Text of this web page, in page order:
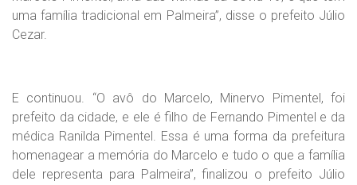
uma família tradicional em Palmeira”, disse o prefeito Júlio
Cezar.
E continuou. “O avô do Marcelo, Minervo Pimentel, foi
prefeito da cidade, e ele é filho de Fernando Pimentel e da
médica Ranilda Pimentel. Essa é uma forma da prefeitura
homenagear a memória do Marcelo e tudo o que a família
dele representa para Palmeira”, finalizou o prefeito Júlio